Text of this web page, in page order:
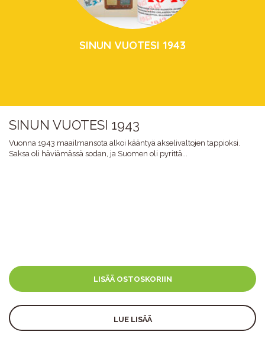
SINUN VUOTESI 1943
SINUN VUOTESI 1943
Vuonna 1943 maailmansota alkoi kääntyä akselivaltojen tappioksi.
Saksa oli häviämässä sodan, ja Suomen oli pyrittä...
LISÄÄ OSTOSKORIIN
LUE LISÄÄ